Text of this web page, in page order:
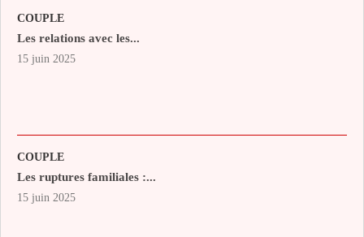
COUPLE
Les relations avec les...
15 juin 2025
COUPLE
Les ruptures familiales :...
15 juin 2025